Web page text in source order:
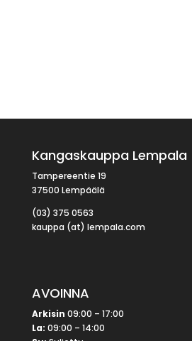
Kangaskauppa Lempala
Tampereentie 19
37500 Lempäälä
(03) 375 0563
kauppa (at) lempala.com
AVOINNA
Arkisin 09:00 – 17:00
La: 09:00 – 14:00